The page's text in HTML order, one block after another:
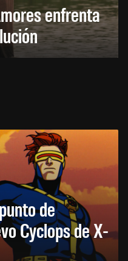
enfrenta
de
Cyclops de X-